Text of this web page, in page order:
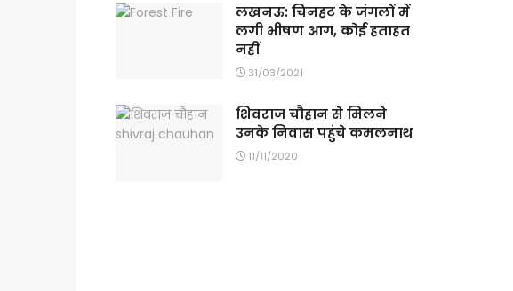
लखनऊ: चिनहट के जंगलों में
लगी भीषण आग, कोई हताहत
नहीं
31/03/2021
शिवराज चौहान से मिलने
उनके निवास पहुंचे कमलनाथ
11/11/2020